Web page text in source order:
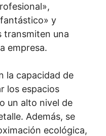
y
transmiten una
empresa.
la capacidad de
los espacios
un alto nivel de
Además, se
ecológica,